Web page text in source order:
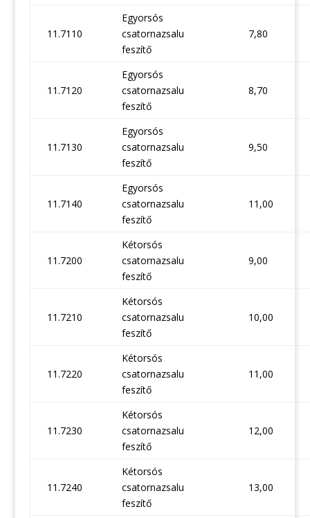
11.7110
Egyorsós
csatornazsalu
feszítő
7,80
11.7120
Egyorsós
csatornazsalu
feszítő
8,70
11.7130
Egyorsós
csatornazsalu
feszítő
9,50
11.7140
Egyorsós
csatornazsalu
feszítő
11,00
11.7200
Kétorsós
csatornazsalu
feszítő
9,00
11.7210
Kétorsós
csatornazsalu
feszítő
10,00
11.7220
Kétorsós
csatornazsalu
feszítő
11,00
11.7230
Kétorsós
csatornazsalu
feszítő
12,00
11.7240
Kétorsós
csatornazsalu
feszítő
13,00